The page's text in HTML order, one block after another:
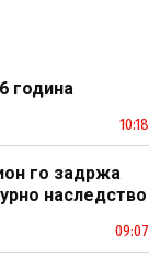
година
10:18
го задржа
наследство
09:07